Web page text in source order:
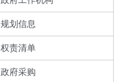
规划信息
权责清单
政府采购